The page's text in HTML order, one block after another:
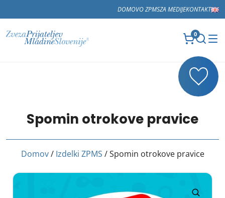
DOMOVO ZPMSZA MEDIJEKONTAKT
0
Domov/ Izdelki ZPMS / Spomin otrokove pravice
Spomin otrokove pravice